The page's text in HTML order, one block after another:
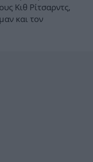
Κιθ Ρίτσαρντς,
και τον